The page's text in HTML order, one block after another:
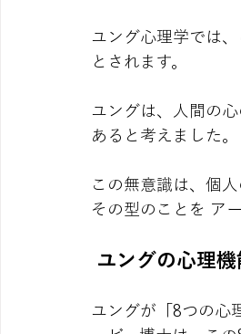
ユング心理学では
とされます。
ユングは、人間の
あると考えました。
この無意識は、個
その型のことを ア
ユングの心理
ユングが「8つの心